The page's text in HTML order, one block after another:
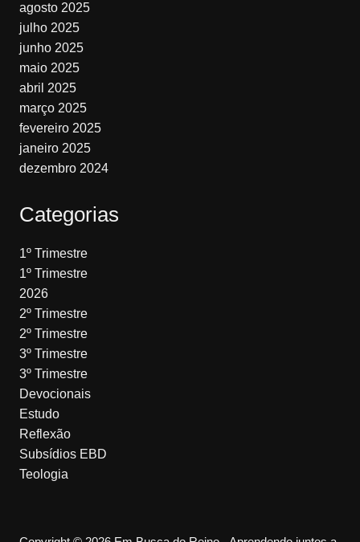
agosto 2025
julho 2025
junho 2025
maio 2025
abril 2025
março 2025
fevereiro 2025
janeiro 2025
dezembro 2024
Categorias
1º Trimestre
1º Trimestre
2026
2º Trimestre
2º Trimestre
3º Trimestre
3º Trimestre
Devocionais
Estudo
Reflexão
Subsídios EBD
Teologia